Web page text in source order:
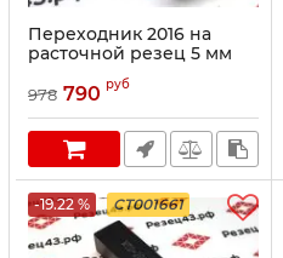
Переходник 2016 на
расточной резец 5 мм
978 790 руб
-19.22 % CT001661